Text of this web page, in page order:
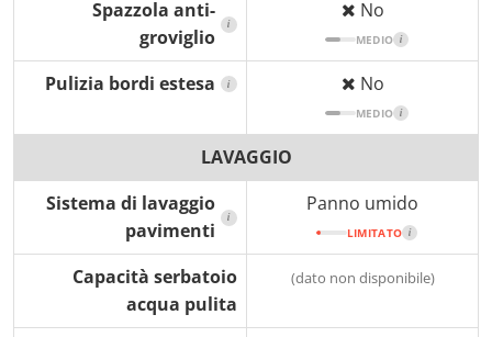
Spazzola anti-
groviglio
i
No
MEDIO i
Pulizia bordi estesa i No
MEDIO i
LAVAGGIO
Sistema di lavaggio
pavimenti
i
Panno umido
LIMITATO i
Capacità serbatoio
acqua pulita
(dato non disponibile)